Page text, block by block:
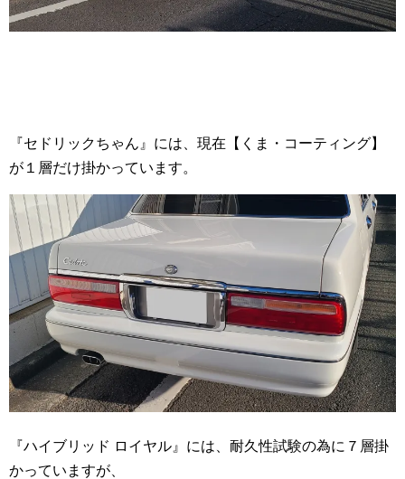
『セドリックちゃん』には、現在【くま・コーティング】
が１層だけ掛かっています。
『ハイブリッド ロイヤル』には、耐久性試験の為に７層掛
かっていますが、